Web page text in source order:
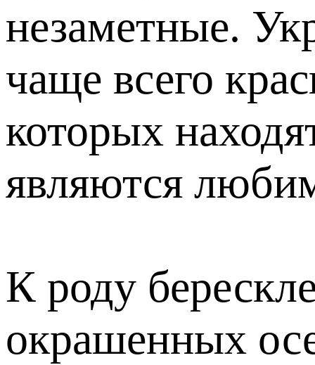
незаметные.
чаще всего
которых
являются
К роду
окрашенных